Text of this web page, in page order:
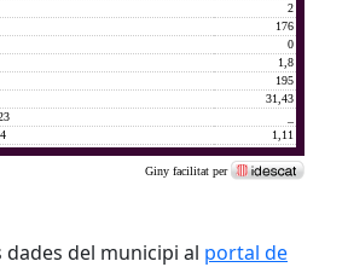
del municipi al portal de